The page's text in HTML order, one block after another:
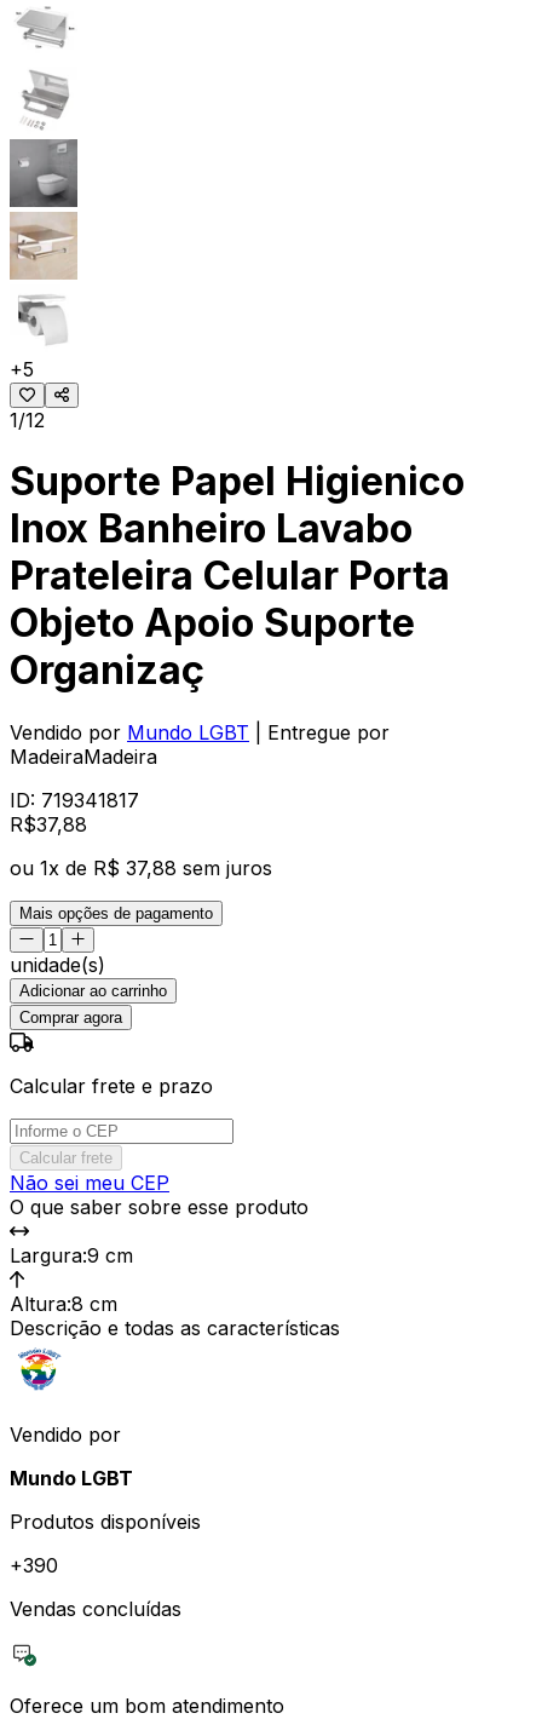
+5
1/12
Suporte Papel Higienico
Inox Banheiro Lavabo
Prateleira Celular Porta
Objeto Apoio Suporte
Organizaç
Vendido por Mundo LGBT
| Entregue por
MadeiraMadeira
ID: 719341817
R$37,88
ou 1x de R$ 37,88 sem juros
Mais opções de pagamento
unidade(s)
Adicionar ao carrinho
Comprar agora
Calcular frete e prazo
Calcular frete
Não sei meu CEP
O que saber sobre esse produto
Largura:9 cm
Altura:8 cm
Descrição e todas as características
Vendido por
Mundo LGBT
Produtos disponíveis
+390
Vendas concluídas
Oferece um bom atendimento